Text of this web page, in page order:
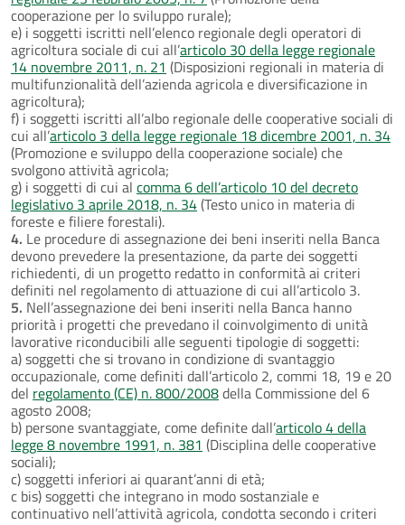
cooperazione per lo sviluppo rurale);
e) i soggetti iscritti nell’elenco regionale degli operatori di
agricoltura sociale di cui all’articolo 30 della legge regionale
14 novembre 2011, n. 21 (Disposizioni regionali in materia di
multifunzionalità dell’azienda agricola e diversificazione in
agricoltura);
f) i soggetti iscritti all’albo regionale delle cooperative sociali di
cui all’articolo 3 della legge regionale 18 dicembre 2001, n. 34
(Promozione e sviluppo della cooperazione sociale) che
svolgono attività agricola;
g) i soggetti di cui al comma 6 dell’articolo 10 del decreto
legislativo 3 aprile 2018, n. 34(Testo unico in materia di
foreste e filiere forestali).
4. Le procedure di assegnazione dei beni inseriti nella Banca
devono prevedere la presentazione, da parte dei soggetti
richiedenti, di un progetto redatto in conformità ai criteri
definiti nel regolamento di attuazione di cui all’articolo 3.
5. Nell’assegnazione dei beni inseriti nella Banca hanno
priorità i progetti che prevedano il coinvolgimento di unità
lavorative riconducibili alle seguenti tipologie di soggetti:
a) soggetti che si trovano in condizione di svantaggio
occupazionale, come definiti dall’articolo 2, commi 18, 19 e 20
del regolamento (CE) n. 800/2008della Commissione del 6
agosto 2008;
b) persone svantaggiate, come definite dall’articolo 4 della
legge 8 novembre 1991, n. 381 (Disciplina delle cooperative
sociali);
c) soggetti inferiori ai quarant’anni di età;
c bis) soggetti che integrano in modo sostanziale e
continuativo nell’attività agricola, condotta secondo i criteri